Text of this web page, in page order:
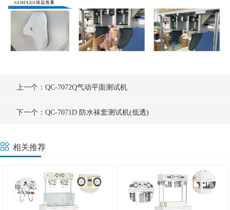
上一个：QC-7072Q气动平面测试机
下一个：QC-7071D 防水袜套测试机(低透)
相关推荐